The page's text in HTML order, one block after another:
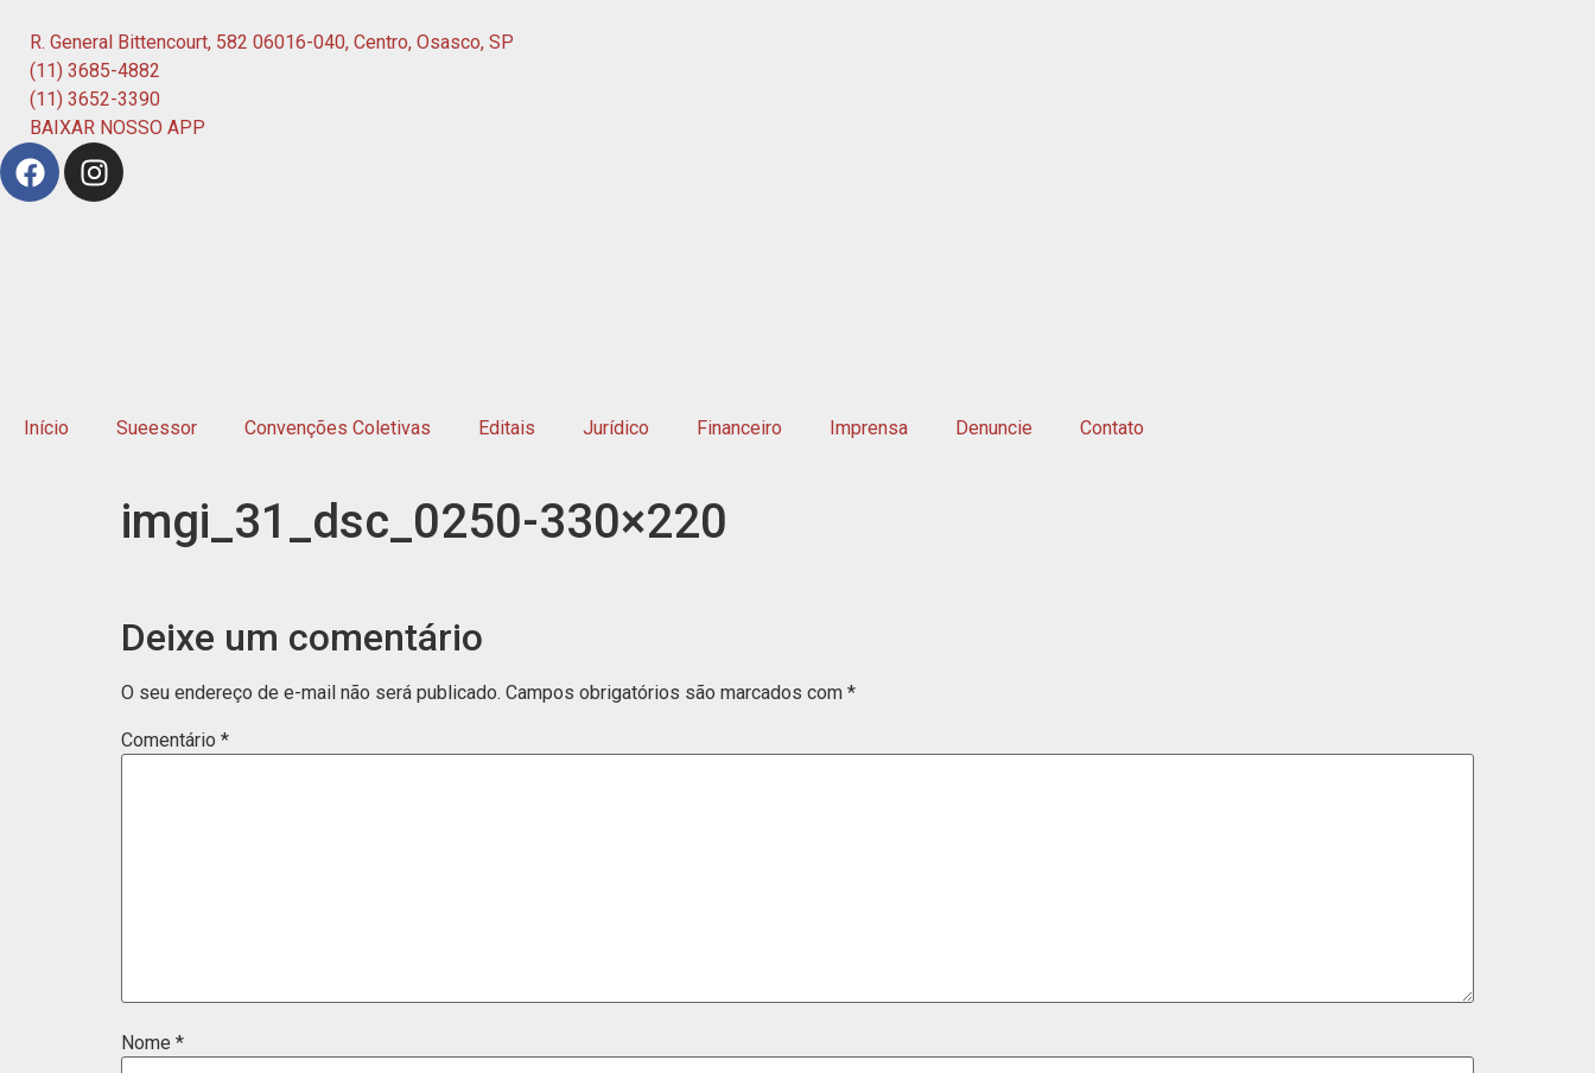
R. General Bittencourt, 582 06016-040, Centro, Osasco, SP
(11) 3685-4882
(11) 3652-3390
BAIXAR NOSSO APP
Início Sueessor Convenções Coletivas Editais Jurídico Financeiro Imprensa Denuncie Contato
imgi_31_dsc_0250-330×220
Deixe um comentário
O seu endereço de e-mail não será publicado. Campos obrigatórios são marcados com *
Comentário *
Nome *